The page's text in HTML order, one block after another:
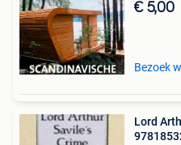
€ 5,00
Bezoek
Lord